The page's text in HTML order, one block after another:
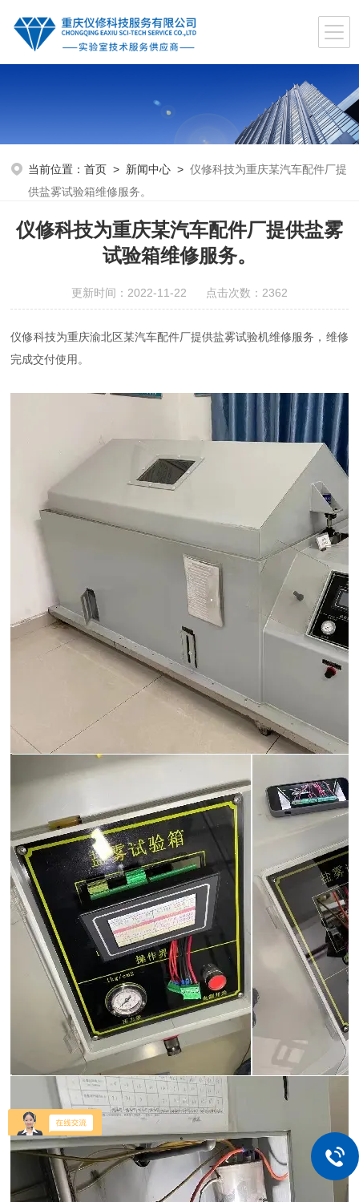
当前位置：首页 > 新闻中心 >仪修科技为重庆某汽车配件厂提
供盐雾试验箱维修服务。
仪修科技为重庆某汽车配件厂提供盐雾
试验箱维修服务。
更新时间：2022-11-22 点击次数：2362
仪修科技为重庆渝北区某汽车配件厂提供盐雾试验机维修服务，维修
完成交付使用。